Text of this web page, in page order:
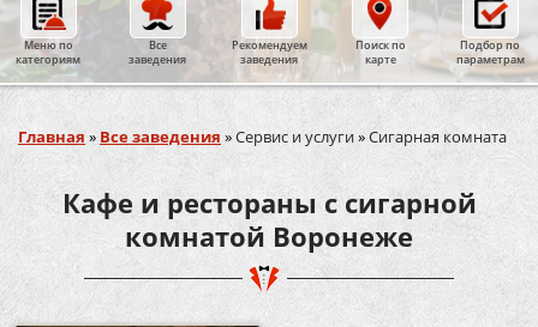
Меню по
категориям
Все
заведения
Рекомендуем
заведения
Поиск по
карте
Подбор по
параметрам
Вы здесь
Главная » Все заведения »Сервис и услуги»Сигарная комната
Кафе и рестораны с сигарной
комнатой Воронеже